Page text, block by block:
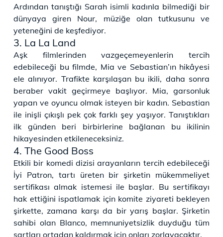
Ardından tanıştığı Sarah isimli kadınla bilmediği bir
dünyaya giren Nour, müziğe olan tutkusunu ve
yeteneğini de keşfediyor.
3. La La Land
Aşk filmlerinden vazgeçemeyenlerin tercih
edebileceği bu filmde, Mia ve Sebastian’ın hikâyesi
ele alınıyor. Trafikte karşılaşan bu ikili, daha sonra
beraber vakit geçirmeye başlıyor. Mia, garsonluk
yapan ve oyuncu olmak isteyen bir kadın. Sebastian
ile inişli çıkışlı pek çok farklı şey yaşıyor. Tanıştıkları
ilk günden beri birbirlerine bağlanan bu ikilinin
hikayesinden etkileneceksiniz.
4. The Good Boss
Etkili bir komedi dizisi arayanların tercih edebileceği
İyi Patron, tartı üreten bir şirketin mükemmeliyet
sertifikası almak istemesi ile başlar. Bu sertifikayı
hak ettiğini ispatlamak için komite ziyareti bekleyen
şirkette, zamana karşı da bir yarış başlar. Şirketin
sahibi olan Blanco, memnuniyetsizlik duyduğu tüm
şartları ortadan kaldırmak için onları zorlayacaktır.